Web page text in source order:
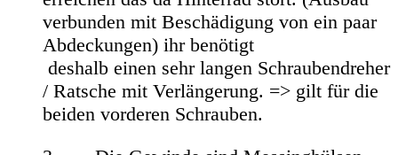
verbunden mit Beschädigung von ein paar
Abdeckungen) ihr benötigt
deshalb einen sehr langen Schraubendreher
/ Ratsche mit Verlängerung. => gilt für die
beiden vorderen Schrauben.